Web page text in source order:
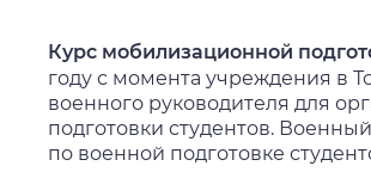
Курс мобилизационной
году с момента учреждения в
военного руководителя для
подготовки студентов.
по военной подготовке